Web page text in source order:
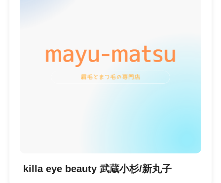
killa eye beauty 武蔵小杉/新丸子